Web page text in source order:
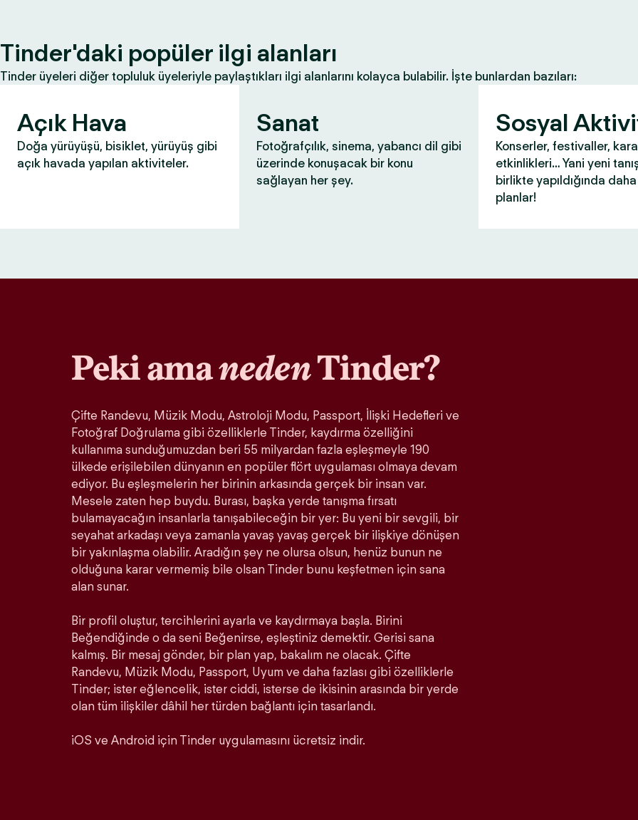
Tinder'daki popüler ilgi alanları
Tinder üyeleri diğer topluluk üyeleriyle paylaştıkları ilgi alanlarını kolayca bulabilir. İşte bunlardan bazıları:
Açık Hava
Doğa yürüyüşü, bisiklet, yürüyüş gibi
açık havada yapılan aktiviteler.
Sanat
Fotoğrafçılık, sinema, yabancı dil gibi
üzerinde konuşacak bir konu
sağlayan her şey.
Sosyal
Konserler, festivaller,
etkinlikleri… Yani yeni
birlikte yapıldığında
planlar!
Peki amanedenTinder?
Çifte Randevu, Müzik Modu, Astroloji Modu, Passport, İlişki Hedefleri ve
Fotoğraf Doğrulama gibi özelliklerle Tinder, kaydırma özelliğini
kullanıma sunduğumuzdan beri 55 milyardan fazla eşleşmeyle 190
ülkede erişilebilen dünyanın en popüler flört uygulaması olmaya devam
ediyor. Bu eşleşmelerin her birinin arkasında gerçek bir insan var.
Mesele zaten hep buydu. Burası, başka yerde tanışma fırsatı
bulamayacağın insanlarla tanışabileceğin bir yer: Bu yeni bir sevgili, bir
seyahat arkadaşı veya zamanla yavaş yavaş gerçek bir ilişkiye dönüşen
bir yakınlaşma olabilir. Aradığın şey ne olursa olsun, henüz bunun ne
olduğuna karar vermemiş bile olsan Tinder bunu keşfetmen için sana
alan sunar.
Bir profil oluştur, tercihlerini ayarla ve kaydırmaya başla. Birini
Beğendiğinde o da seni Beğenirse, eşleştiniz demektir. Gerisi sana
kalmış. Bir mesaj gönder, bir plan yap, bakalım ne olacak. Çifte
Randevu, Müzik Modu, Passport, Uyum ve daha fazlası gibi özelliklerle
Tinder; ister eğlencelik, ister ciddi, isterse de ikisinin arasında bir yerde
olan tüm ilişkiler dâhil her türden bağlantı için tasarlandı.
iOS ve Android için Tinder uygulamasını ücretsiz indir.